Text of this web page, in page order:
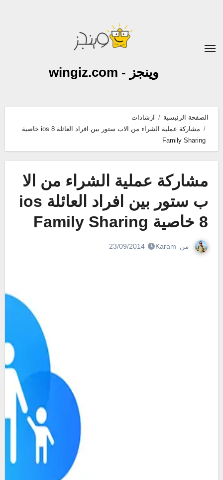
وينجز - wingiz.com
الصفحة الرئيسية
ارشادات
مشاركة عملية الشراء من الاب ستور بين افراد العائلة ios 8 خاصية
Family Sharing
مشاركة عملية الشراء من الا
ب ستور بين افراد العائلة ios
8 خاصية Family Sharing
من Karam
23/09/2014